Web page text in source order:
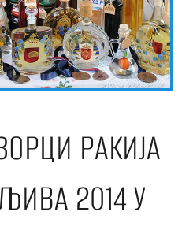
РАКИЈА
2014 У